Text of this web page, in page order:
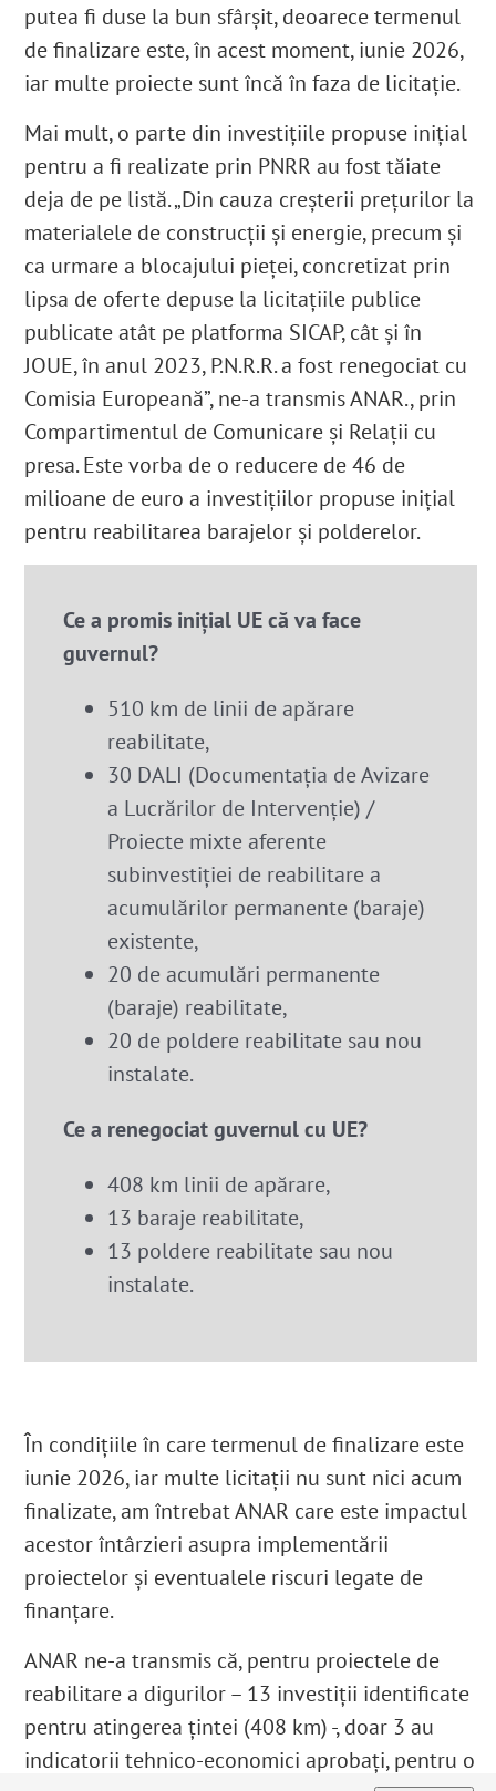
putea fi duse la bun sfârșit, deoarece termenul
de finalizare este, în acest moment, iunie 2026,
iar multe proiecte sunt încă în faza de licitație.
Mai mult, o parte din investițiile propuse inițial
pentru a fi realizate prin PNRR au fost tăiate
deja de pe listă. „Din cauza creșterii prețurilor la
materialele de construcții și energie, precum și
ca urmare a blocajului pieței, concretizat prin
lipsa de oferte depuse la licitațiile publice
publicate atât pe platforma SICAP, cât și în
JOUE, în anul 2023, P.N.R.R. a fost renegociat cu
Comisia Europeană”, ne-a transmis ANAR., prin
Compartimentul de Comunicare și Relații cu
presa. Este vorba de o reducere de 46 de
milioane de euro a investițiilor propuse inițial
pentru reabilitarea barajelor și polderelor.
Ce a promis inițial UE că va face
guvernul?
510 km de linii de apărare
reabilitate,
30 DALI (Documentația de Avizare
a Lucrărilor de Intervenție) /
Proiecte mixte aferente
subinvestiției de reabilitare a
acumulărilor permanente (baraje)
existente,
20 de acumulări permanente
(baraje) reabilitate,
20 de poldere reabilitate sau nou
instalate.
Ce a renegociat guvernul cu UE?
408 km linii de apărare,
13 baraje reabilitate,
13 poldere reabilitate sau nou
instalate.
În condițiile în care termenul de finalizare este
iunie 2026, iar multe licitații nu sunt nici acum
finalizate, am întrebat ANAR care este impactul
acestor întârzieri asupra implementării
proiectelor și eventualele riscuri legate de
finanțare.
ANAR ne-a transmis că, pentru proiectele de
reabilitare a digurilor – 13 investiții identificate
pentru atingerea țintei (408 km) -, doar 3 au
indicatorii tehnico-economici aprobați, pentru o